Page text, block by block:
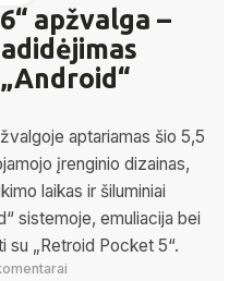
apžvalga –
aptariamas šio 5,5
įrenginio dizainas,
laikas ir šiluminiai
sistemoje, emuliacija bei
su „Retroid Pocket 5“.